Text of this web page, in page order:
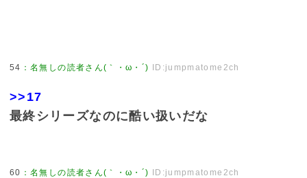
54 ：名無しの読者さん(｀・ω・´) ID:jumpmatome2ch
>>17
最終シリーズなのに酷い扱いだな
60 ：名無しの読者さん(｀・ω・´) ID:jumpmatome2ch